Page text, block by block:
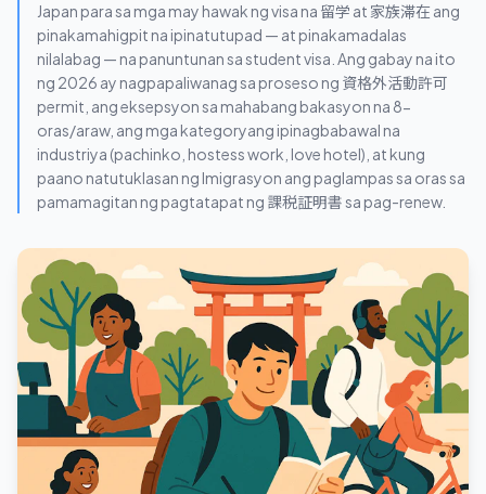
Japan para sa mga may hawak ng visa na 留学 at 家族滞在 ang
pinakamahigpit na ipinatutupad — at pinakamadalas
nilalabag — na panuntunan sa student visa. Ang gabay na ito
ng 2026 ay nagpapaliwanag sa proseso ng 資格外活動許可
permit, ang eksepsyon sa mahabang bakasyon na 8-
oras/araw, ang mga kategoryang ipinagbabawal na
industriya (pachinko, hostess work, love hotel), at kung
paano natutuklasan ng Imigrasyon ang paglampas sa oras sa
pamamagitan ng pagtatapat ng 課税証明書 sa pag-renew.